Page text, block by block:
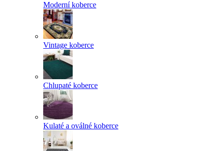
Moderní koberce
Vintage koberce
Chlupaté koberce
Kulaté a oválné koberce